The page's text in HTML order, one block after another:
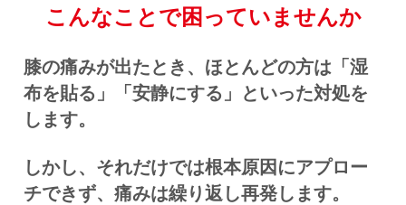
こんなことで困っていませんか
膝の痛みが出たとき、ほとんどの方は「湿
布を貼る」「安静にする」といった対処を
します。
しかし、それだけでは根本原因にアプロー
チできず、痛みは繰り返し再発します。